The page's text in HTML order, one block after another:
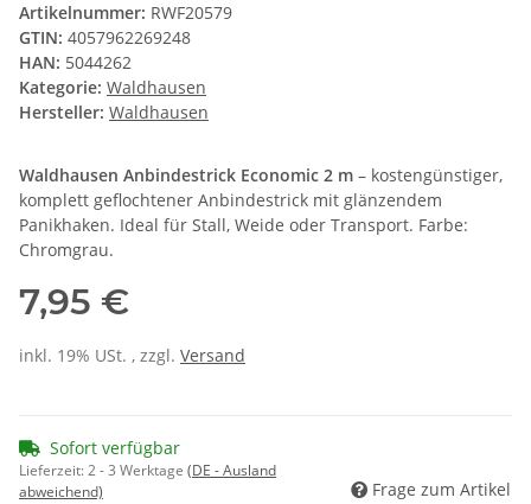
Artikelnummer: RWF20579
GTIN: 4057962269248
HAN: 5044262
Kategorie: Waldhausen
Hersteller: Waldhausen
Waldhausen Anbindestrick Economic 2 m – kostengünstiger,
komplett geflochtener Anbindestrick mit glänzendem
Panikhaken. Ideal für Stall, Weide oder Transport. Farbe:
Chromgrau.
7,95 €
inkl. 19% USt. , zzgl. Versand
Sofort verfügbar
Lieferzeit:2 - 3 Werktage (DE - Ausland
abweichend)
Frage zum Artikel